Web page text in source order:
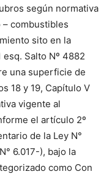
según normativa
combustibles
sito en la
esq. Salto Nº 4882
una superficie de
18 y 19, Capítulo V
vigente al
el artículo 2º
de la Ley N°
6.017-), bajo la
como Con